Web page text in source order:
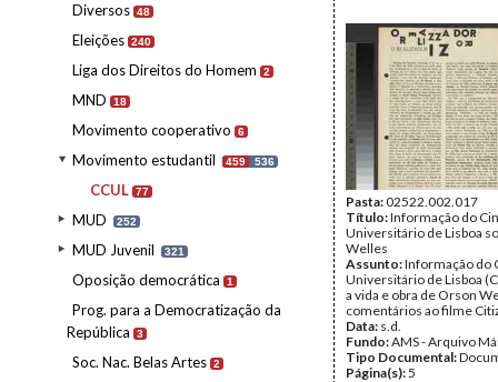
Diversos 48
Eleições 240
Liga dos Direitos do Homem 2
MND 18
Movimento cooperativo 6
Movimento estudantil 459 536
CCUL 77
MUD 252
MUD Juvenil 321
Oposição democrática 1
Prog. para a Democratização da
República
3
Soc. Nac. Belas Artes 2
Pasta:02522.002.017
Título:Informação do
Universitário de Lisboa
Welles
Assunto:Informação do
Universitário de Lisboa
a vida e obra de Orson
comentários ao filme
Data: s.d.
Fundo:AMS - Arquivo
Tipo Documental:
Página(s):5